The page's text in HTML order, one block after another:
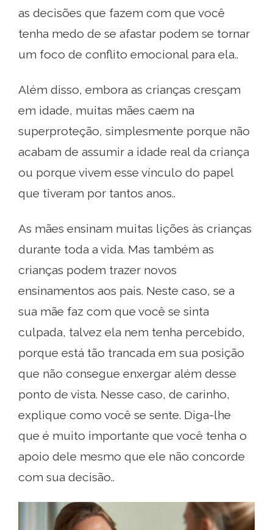
as decisões que fazem com que você
tenha medo de se afastar podem se tornar
um foco de conflito emocional para ela..
Além disso, embora as crianças cresçam
em idade, muitas mães caem na
superproteção, simplesmente porque não
acabam de assumir a idade real da criança
ou porque vivem esse vínculo do papel
que tiveram por tantos anos..
As mães ensinam muitas lições às crianças
durante toda a vida. Mas também as
crianças podem trazer novos
ensinamentos aos pais. Neste caso, se a
sua mãe faz com que você se sinta
culpada, talvez ela nem tenha percebido,
porque está tão trancada em sua posição
que não consegue enxergar além desse
ponto de vista. Nesse caso, de carinho,
explique como você se sente. Diga-lhe
que é muito importante que você tenha o
apoio dele mesmo que ele não concorde
com sua decisão..